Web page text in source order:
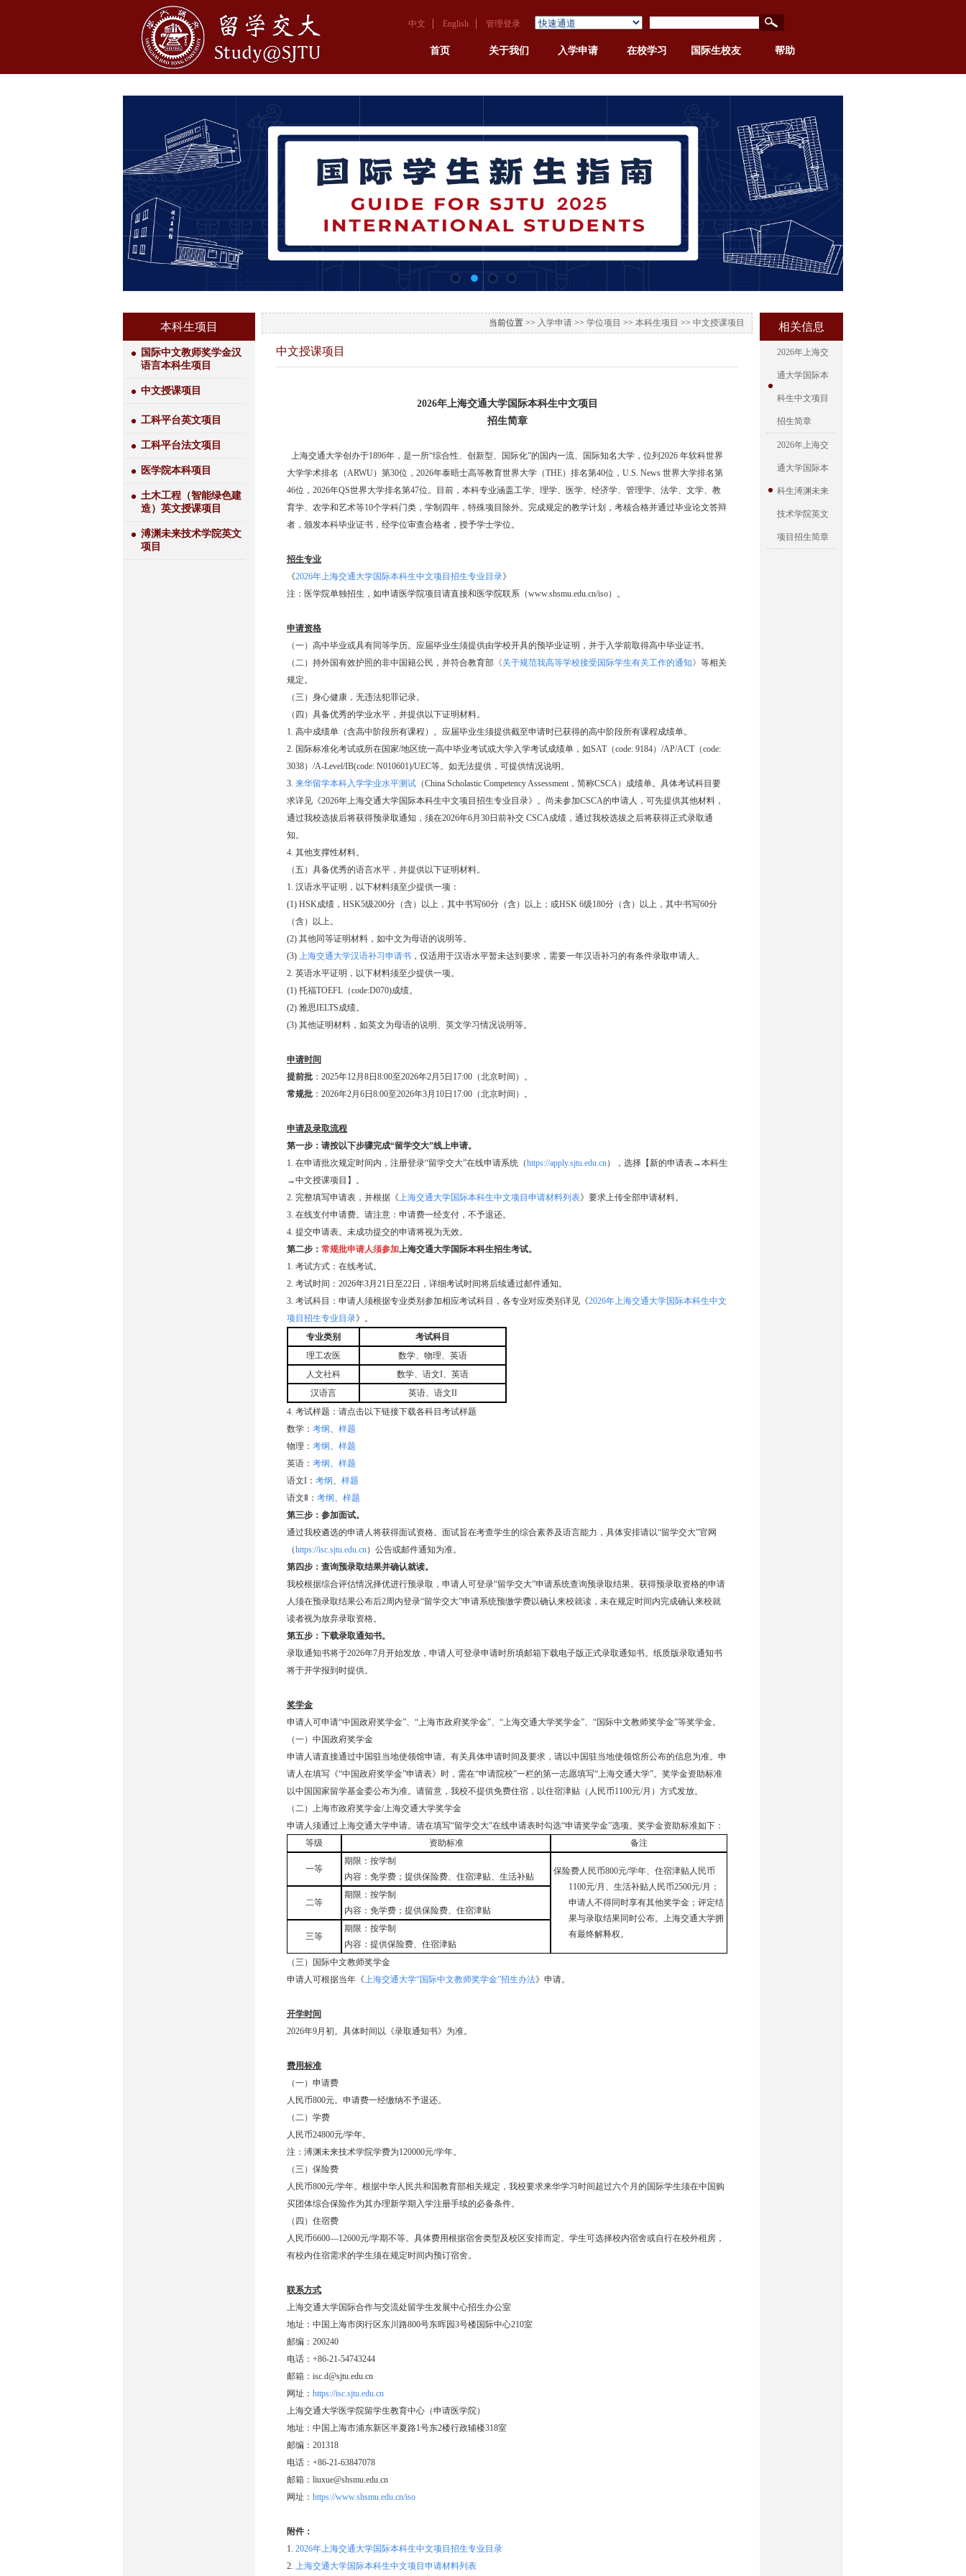
中文 English 管理登录
首页 关于我们 入学申请 在校学习 国际生校友 帮助
本科生项目
国际中文教师奖学金汉
语言本科生项目
中文授课项目
工科平台英文项目
工科平台法文项目
医学院本科项目
土木工程（智能绿色建
造）英文授课项目
溥渊未来技术学院英文
项目
当前位置 >> 入学申请 >> 学位项目 >> 本科生项目 >> 中文授课项目
中文授课项目
2026年上海交通大学国际本科生中文项目
招生简章
上海交通大学创办于1896年，是一所“综合性、创新型、国际化”的国内一流、国际知名大学，位列2026 年软科世界
大学学术排名（ARWU）第30位，2026年泰晤士高等教育世界大学（THE）排名第40位，U.S. News 世界大学排名第
46位，2026年QS世界大学排名第47位。目前，本科专业涵盖工学、理学、医学、经济学、管理学、法学、文学、教
育学、农学和艺术等10个学科门类，学制四年，特殊项目除外。完成规定的教学计划，考核合格并通过毕业论文答辩
者，颁发本科毕业证书，经学位审查合格者，授予学士学位。
招生专业
《2026年上海交通大学国际本科生中文项目招生专业目录》
注：医学院单独招生，如申请医学院项目请直接和医学院联系（www.shsmu.edu.cn/iso）。
申请资格
（一）高中毕业或具有同等学历。应届毕业生须提供由学校开具的预毕业证明，并于入学前取得高中毕业证书。
（二）持外国有效护照的非中国籍公民，并符合教育部 《关于规范我高等学校接受国际学生有关工作的通知》 等相关
规定。
（三）身心健康，无违法犯罪记录。
（四）具备优秀的学业水平，并提供以下证明材料。
1. 高中成绩单（含高中阶段所有课程）。应届毕业生须提供截至申请时已获得的高中阶段所有课程成绩单。
2. 国际标准化考试或所在国家/地区统一高中毕业考试或大学入学考试成绩单，如SAT（code: 9184）/AP/ACT（code:
3038）/A-Level/IB(code: N010601)/UEC等。如无法提供，可提供情况说明。
3. 来华留学本科入学学业水平测试 （China Scholastic Competency Assessment，简称CSCA）成绩单。具体考试科目要
求详见《2026年上海交通大学国际本科生中文项目招生专业目录》。尚未参加CSCA的申请人，可先提供其他材料，
通过我校选拔后将获得预录取通知，须在2026年6月30日前补交 CSCA成绩，通过我校选拔之后将获得正式录取通
知。
4. 其他支撑性材料。
（五）具备优秀的语言水平，并提供以下证明材料。
1. 汉语水平证明，以下材料须至少提供一项：
(1) HSK成绩，HSK5级200分（含）以上，其中书写60分（含）以上；或HSK 6级180分（含）以上，其中书写60分
（含）以上。
(2) 其他同等证明材料，如中文为母语的说明等。
(3) 上海交通大学汉语补习申请书 ，仅适用于汉语水平暂未达到要求，需要一年汉语补习的有条件录取申请人。
2. 英语水平证明，以下材料须至少提供一项。
(1) 托福TOEFL（code:D070)成绩。
(2) 雅思IELTS成绩。
(3) 其他证明材料，如英文为母语的说明、英文学习情况说明等。
申请时间
提前批 ：2025年12月8日8:00至2026年2月5日17:00（北京时间）。
常规批 ：2026年2月6日8:00至2026年3月10日17:00（北京时间）。
申请及录取流程
第一步：请按以下步骤完成“留学交大”线上申请。
1. 在申请批次规定时间内，注册登录“留学交大”在线申请系统（https://apply.sjtu.edu.cn），选择【新的申请表→本科生
→中文授课项目】。
2. 完整填写申请表，并根据《上海交通大学国际本科生中文项目申请材料列表》要求上传全部申请材料。
3. 在线支付申请费。请注意：申请费一经支付，不予退还。
4. 提交申请表。未成功提交的申请将视为无效。
第二步： 常规批申请人须参加上海交通大学国际本科生招生考试。
1. 考试方式：在线考试。
2. 考试时间：2026年3月21日至22日，详细考试时间将后续通过邮件通知。
3. 考试科目：申请人须根据专业类别参加相应考试科目，各专业对应类别详见 《2026年上海交通大学国际本科生中文
项目招生专业目录》 。
专业类别
考试科目
理工农医
数学、物理、英语
人文社科
数学、语文I、英语
汉语言
英语、语文II
4. 考试样题：请点击以下链接下载各科目考试样题
数学： 考纲 、 样题
物理： 考纲 、 样题
英语： 考纲 、 样题
语文I： 考纲 、 样题
语文Ⅱ： 考纲 、 样题
第三步：参加面试。
通过我校遴选的申请人将获得面试资格。面试旨在考查学生的综合素养及语言能力，具体安排请以“留学交大”官网
（https://isc.sjtu.edu.cn）公告或邮件通知为准。
第四步：查询预录取结果并确认就读。
我校根据综合评估情况择优进行预录取，申请人可登录“留学交大”申请系统查询预录取结果。获得预录取资格的申请
人须在预录取结果公布后2周内登录“留学交大”申请系统预缴学费以确认来校就读，未在规定时间内完成确认来校就
读者视为放弃录取资格。
第五步：下载录取通知书。
录取通知书将于2026年7月开始发放，申请人可登录申请时所填邮箱下载电子版正式录取通知书。纸质版录取通知书
将于开学报到时提供。
奖学金
申请人可申请“中国政府奖学金”、“上海市政府奖学金”、“上海交通大学奖学金”、“国际中文教师奖学金”等奖学金。
（一）中国政府奖学金
申请人请直接通过中国驻当地使领馆申请。有关具体申请时间及要求，请以中国驻当地使领馆所公布的信息为准。申
请人在填写《“中国政府奖学金”申请表》时，需在“申请院校”一栏的第一志愿填写“上海交通大学”。奖学金资助标准
以中国国家留学基金委公布为准。请留意，我校不提供免费住宿，以住宿津贴（人民币1100元/月）方式发放。
（二）上海市政府奖学金/上海交通大学奖学金
申请人须通过上海交通大学申请。请在填写“留学交大”在线申请表时勾选“申请奖学金”选项。奖学金资助标准如下：
等级
资助标准 备注
一等
期限：按学制
内容：免学费；提供保险费、住宿津贴、生活补贴
保险费人民币800元/学年、住宿津贴人民币
1100元/月、生活补贴人民币2500元/月；
申请人不得同时享有其他奖学金；评定结
果与录取结果同时公布。上海交通大学拥
有最终解释权。
二等
期限：按学制
内容：免学费；提供保险费、住宿津贴
三等
期限：按学制
内容：提供保险费、住宿津贴
（三）国际中文教师奖学金
申请人可根据当年《上海交通大学“国际中文教师奖学金”招生办法》申请。
开学时间
2026年9月初。具体时间以《录取通知书》为准。
费用标准
（一）申请费
人民币800元。申请费一经缴纳不予退还。
（二）学费
人民币24800元/学年。
注：溥渊未来技术学院学费为120000元/学年。
（三）保险费
人民币800元/学年。根据中华人民共和国教育部相关规定，我校要求来华学习时间超过六个月的国际学生须在中国购
买团体综合保险作为其办理新学期入学注册手续的必备条件。
（四）住宿费
人民币6600—12600元/学期不等。具体费用根据宿舍类型及校区安排而定。学生可选择校内宿舍或自行在校外租房，
有校内住宿需求的学生须在规定时间内预订宿舍。
联系方式
上海交通大学国际合作与交流处留学生发展中心招生办公室
地址：中国上海市闵行区东川路800号东晖园3号楼国际中心210室
邮编：200240
电话：+86-21-54743244
邮箱：isc.d@sjtu.edu.cn
网址： https://isc.sjtu.edu.cn
上海交通大学医学院留学生教育中心（申请医学院）
地址：中国上海市浦东新区半夏路1号东2楼行政辅楼318室
邮编：201318
电话：+86-21-63847078
邮箱：liuxue@shsmu.edu.cn
网址： https://www.shsmu.edu.cn/iso
附件：
1. 2026年上海交通大学国际本科生中文项目招生专业目录
2. 上海交通大学国际本科生中文项目申请材料列表
相关信息
2026年上海交
通大学国际本
科生中文项目
招生简章
2026年上海交
通大学国际本
科生溥渊未来
技术学院英文
项目招生简章